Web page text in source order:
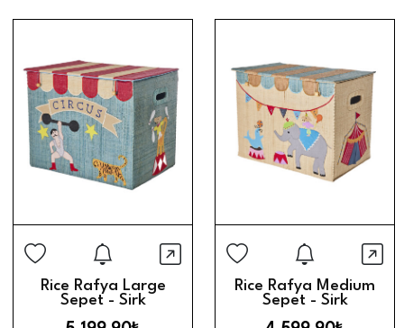
Stoğa Girince Haber Ver
Hızlı Görünüm
Rice Rafya Large
Sepet - Sirk
Stoğa
Rice Rafya Medium
Sepet - Sirk